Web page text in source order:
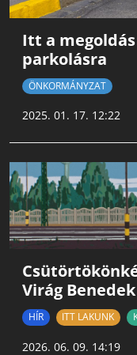
Itt a
parkolásra
ÖNKORMÁNYZAT
2025. 01. 17. 12:22
Virág
HÍR ITT LAKUNK
2026. 06. 09. 14:19